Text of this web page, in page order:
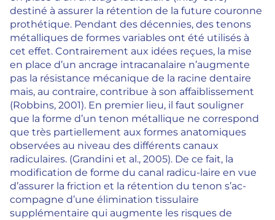
destiné à assurer la rétention de la future couronne
prothétique. Pendant des décennies, des tenons
métalliques de formes variables ont été utilisés à
cet effet. Contrairement aux idées reçues, la mise
en place d’un ancrage intracanalaire n’augmente
pas la résistance mécanique de la racine dentaire
mais, au contraire, contribue à son affaiblissement
(Robbins, 2001). En premier lieu, il faut souligner
que la forme d’un tenon métallique ne correspond
que très partiellement aux formes anatomiques
observées au niveau des différents canaux
radiculaires. (Grandini et al., 2005). De ce fait, la
modification de forme du canal radicu-laire en vue
d’assurer la friction et la rétention du tenon s’ac-
compagne d’une élimination tissulaire
supplémentaire qui augmente les risques de